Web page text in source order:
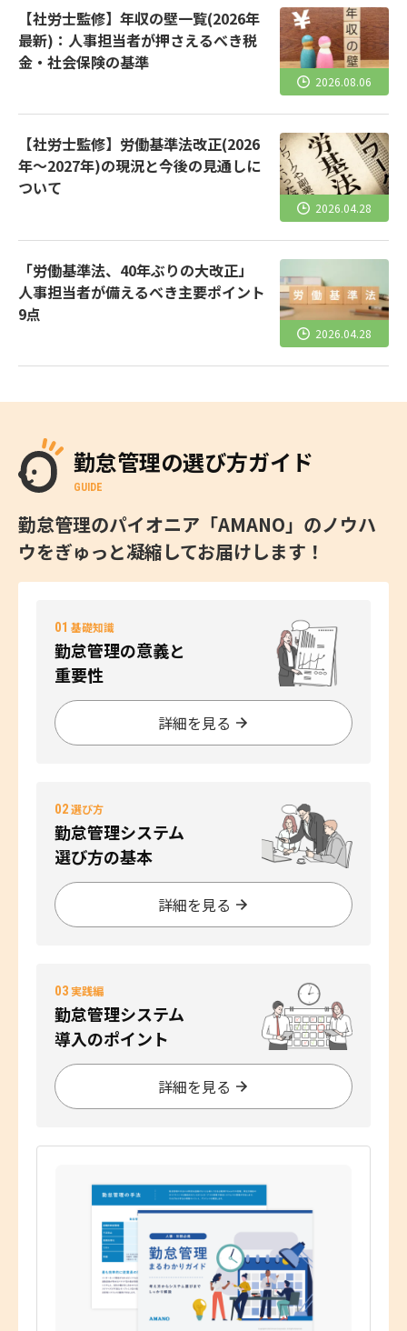
【社労士監修】年収の壁一覧(2026年
最新)：人事担当者が押さえるべき税
金・社会保険の基準
2026.08.06
【社労士監修】労働基準法改正(2026
年～2027年)の現況と今後の見通しに
ついて
2026.04.28
「労働基準法、40年ぶりの大改正」
人事担当者が備えるべき主要ポイント
9点
2026.04.28
勤怠管理の選び方ガイド
GUIDE
勤怠管理のパイオニア「AMANO」のノウハ
ウをぎゅっと凝縮してお届けします！
01 基礎知識
勤怠管理の意義と
重要性
詳細を見る
02選び方
勤怠管理システム
選び方の基本
詳細を見る
03実践編
勤怠管理システム
導入のポイント
詳細を見る